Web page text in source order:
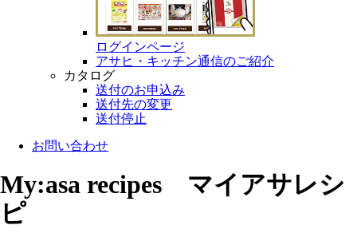
ログインページ
アサヒ・キッチン通信のご紹介
カタログ
送付のお申込み
送付先の変更
送付停止
お問い合わせ
My:asa recipes マイアサレシ
ピ